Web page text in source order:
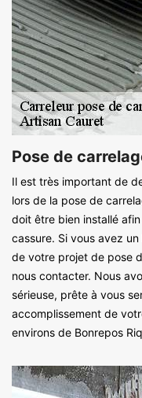
Pose de
Il est très important de
lors de la pose de
doit être bien installé
cassure. Si vous avez
de votre projet de pose
nous contacter. Nous
sérieuse, prête à vous
accomplissement de
environs de Bonrepos